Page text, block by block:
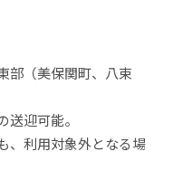
部（美保関町、八束
可能。
対象外となる場